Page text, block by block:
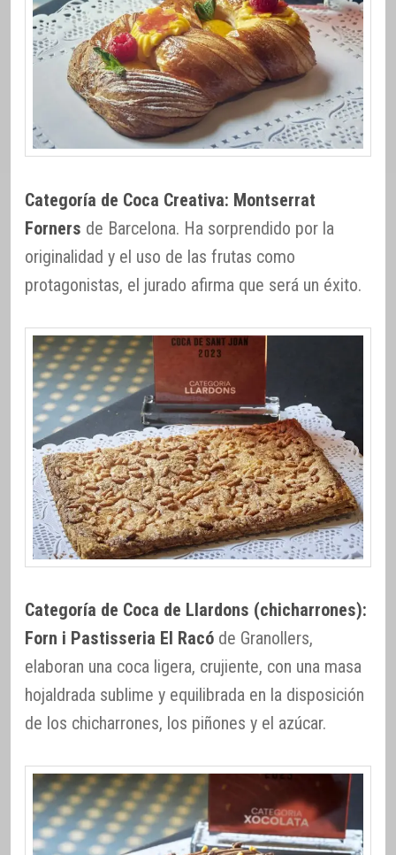
Categoría de Coca Creativa: Montserrat
Forners de Barcelona. Ha sorprendido por la
originalidad y el uso de las frutas como
protagonistas, el jurado afirma que será un éxito.
Categoría de Coca de Llardons (chicharrones):
Forn i Pastisseria El Racó de Granollers,
elaboran una coca ligera, crujiente, con una masa
hojaldrada sublime y equilibrada en la disposición
de los chicharrones, los piñones y el azúcar.